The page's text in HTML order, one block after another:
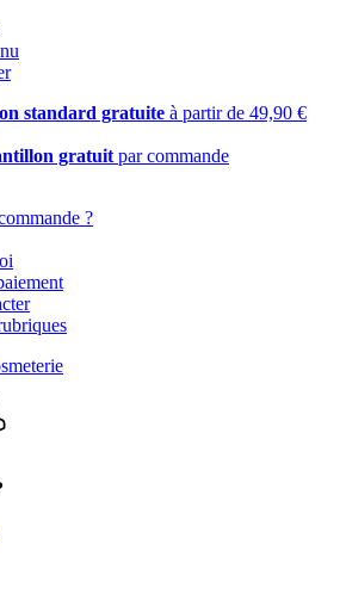
standard gratuite à partir de 49,90 €
gratuit par commande
?